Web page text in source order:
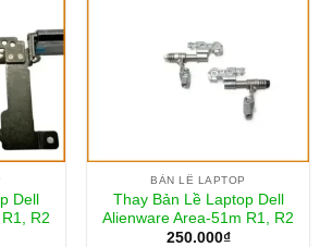
Dell
R2
BẢN LỀ LAPTOP
Thay Bản Lề Laptop Dell
Alienware Area-51m R1, R2
250.000₫